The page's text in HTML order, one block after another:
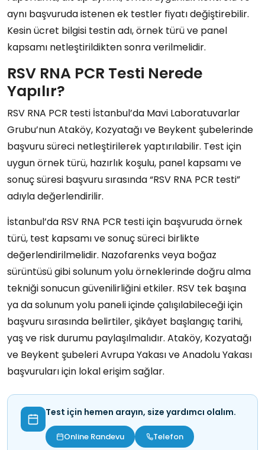
aynı başvuruda istenen ek testler fiyatı değiştirebilir.
Kesin ücret bilgisi testin adı, örnek türü ve panel
kapsamı netleştirildikten sonra verilmelidir.
RSV RNA PCR Testi Nerede
Yapılır?
RSV RNA PCR testi İstanbul’da Mavi Laboratuvarlar
Grubu’nun Ataköy, Kozyatağı ve Beykent şubelerinde
başvuru süreci netleştirilerek yaptırılabilir. Test için
uygun örnek türü, hazırlık koşulu, panel kapsamı ve
sonuç süresi başvuru sırasında “RSV RNA PCR testi”
adıyla değerlendirilir.
İstanbul’da RSV RNA PCR testi için başvuruda örnek
türü, test kapsamı ve sonuç süreci birlikte
değerlendirilmelidir. Nazofarenks veya boğaz
sürüntüsü gibi solunum yolu örneklerinde doğru alma
tekniği sonucun güvenilirliğini etkiler. RSV tek başına
ya da solunum yolu paneli içinde çalışılabileceği için
başvuru sırasında belirtiler, şikâyet başlangıç tarihi,
yaş ve risk durumu paylaşılmalıdır. Ataköy, Kozyatağı
ve Beykent şubeleri Avrupa Yakası ve Anadolu Yakası
başvuruları için lokal erişim sağlar.
Test için hemen arayın, size yardımcı olalım.
Online Randevu Telefon